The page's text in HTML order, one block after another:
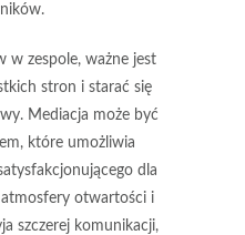
zespole, ważne jest
stron i starać się
Mediacja może być
które umożliwia
dla
otwartości i
szczerej komunikacji,